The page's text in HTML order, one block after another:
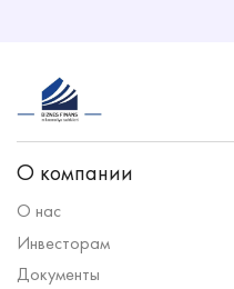
О компании
О нас
Инвесторам
Документы